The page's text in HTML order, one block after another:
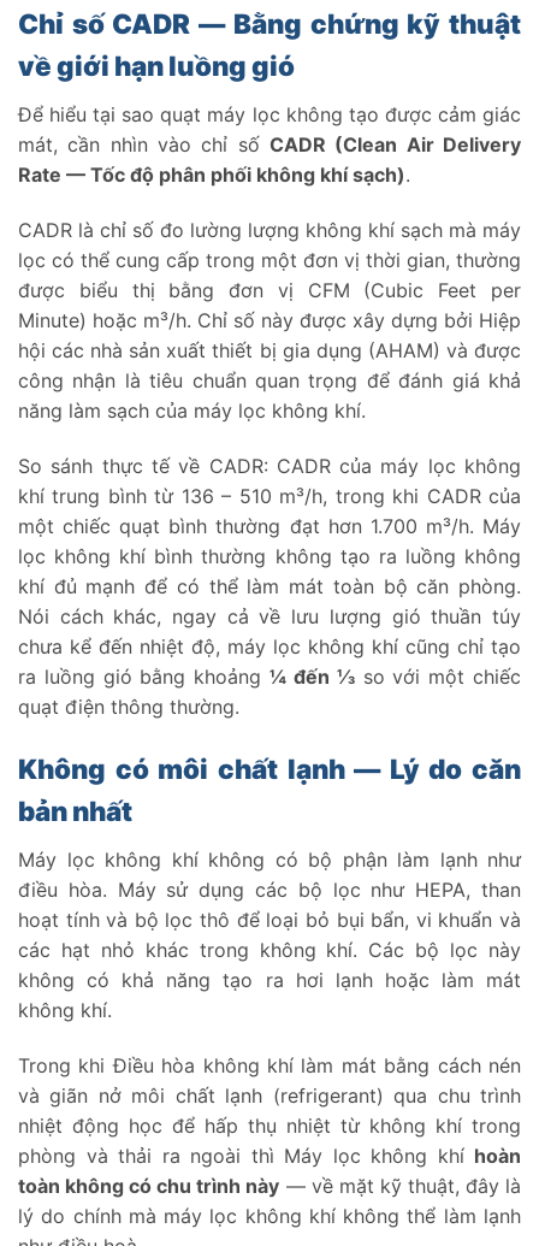
Chỉ số CADR — Bằng chứng kỹ thuật
về giới hạn luồng gió
Để hiểu tại sao quạt máy lọc không tạo được cảm giác
mát, cần nhìn vào chỉ số CADR (Clean Air Delivery
Rate — Tốc độ phân phối không khí sạch).
CADR là chỉ số đo lường lượng không khí sạch mà máy
lọc có thể cung cấp trong một đơn vị thời gian, thường
được biểu thị bằng đơn vị CFM (Cubic Feet per
Minute) hoặc m³/h. Chỉ số này được xây dựng bởi Hiệp
hội các nhà sản xuất thiết bị gia dụng (AHAM) và được
công nhận là tiêu chuẩn quan trọng để đánh giá khả
năng làm sạch của máy lọc không khí.
So sánh thực tế về CADR: CADR của máy lọc không
khí trung bình từ 136 – 510 m³/h, trong khi CADR của
một chiếc quạt bình thường đạt hơn 1.700 m³/h. Máy
lọc không khí bình thường không tạo ra luồng không
khí đủ mạnh để có thể làm mát toàn bộ căn phòng.
Nói cách khác, ngay cả về lưu lượng gió thuần túy
chưa kể đến nhiệt độ, máy lọc không khí cũng chỉ tạo
ra luồng gió bằng khoảng¼ đến ⅓so với một chiếc
quạt điện thông thường.
Không có môi chất lạnh — Lý do căn
bản nhất
Máy lọc không khí không có bộ phận làm lạnh như
điều hòa. Máy sử dụng các bộ lọc như HEPA, than
hoạt tính và bộ lọc thô để loại bỏ bụi bẩn, vi khuẩn và
các hạt nhỏ khác trong không khí. Các bộ lọc này
không có khả năng tạo ra hơi lạnh hoặc làm mát
không khí.
Trong khi Điều hòa không khí làm mát bằng cách nén
và giãn nở môi chất lạnh (refrigerant) qua chu trình
nhiệt động học để hấp thụ nhiệt từ không khí trong
phòng và thải ra ngoài thì Máy lọc không khí hoàn
toàn không có chu trình này — về mặt kỹ thuật, đây là
lý do chính mà máy lọc không khí không thể làm lạnh